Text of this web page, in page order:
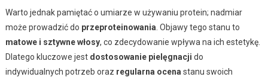
Warto jednak pamiętać o umiarze w używaniu protein; nadmiar
może prowadzić do przeproteinowania . Objawy tego stanu to
matowe i sztywne włosy, co zdecydowanie wpływa na ich estetykę.
Dlatego kluczowe jest dostosowanie pielęgnacji do
indywidualnych potrzeb oraz regularna ocena stanu swoich